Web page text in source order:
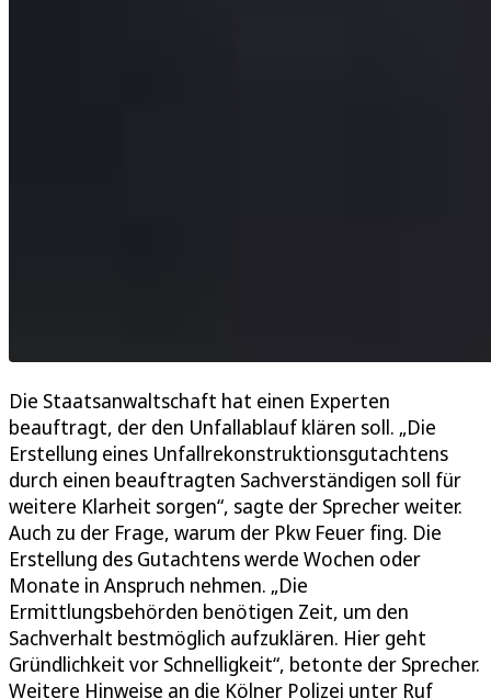
Die Staatsanwaltschaft hat einen Experten
beauftragt, der den Unfallablauf klären soll. „Die
Erstellung eines Unfallrekonstruktionsgutachtens
durch einen beauftragten Sachverständigen soll für
weitere Klarheit sorgen“, sagte der Sprecher weiter.
Auch zu der Frage, warum der Pkw Feuer fing. Die
Erstellung des Gutachtens werde Wochen oder
Monate in Anspruch nehmen. „Die
Ermittlungsbehörden benötigen Zeit, um den
Sachverhalt bestmöglich aufzuklären. Hier geht
Gründlichkeit vor Schnelligkeit“, betonte der Sprecher.
Weitere Hinweise an die Kölner Polizei unter Ruf